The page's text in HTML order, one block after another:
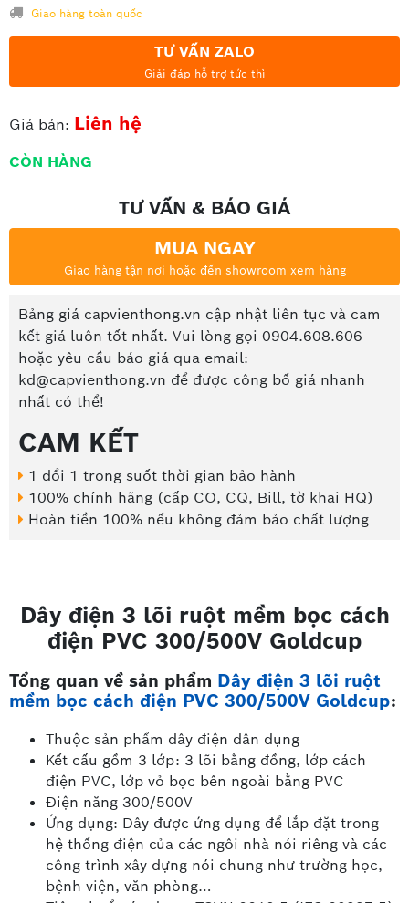
Giao hàng toàn quốc
TƯ VẤN ZALO
Giải đáp hỗ trợ tức thì
Giá bán: Liên hệ
CÒN HÀNG
TƯ VẤN & BÁO GIÁ
MUA NGAY
Giao hàng tận nơi hoặc đến showroom xem hàng
Bảng giá capvienthong.vn cập nhật liên tục và cam
kết giá luôn tốt nhất. Vui lòng gọi 0904.608.606
hoặc yêu cầu báo giá qua email:
kd@capvienthong.vn để được công bố giá nhanh
nhất có thể!
CAM KẾT
1 đổi 1 trong suốt thời gian bảo hành
100% chính hãng (cấp CO, CQ, Bill, tờ khai HQ)
Hoàn tiền 100% nếu không đảm bảo chất lượng
Dây điện 3 lõi ruột mềm bọc cách
điện PVC 300/500V Goldcup
Tổng quan về sản phẩm Dây điện 3 lõi ruột
mềm bọc cách điện PVC 300/500V Goldcup:
Thuộc sản phẩm dây điện dân dụng
Kết cấu gồm 3 lớp: 3 lõi bằng đồng, lớp cách
điện PVC, lớp vỏ bọc bên ngoài bằng PVC
Điện năng 300/500V
Ứng dụng: Dây được ứng dụng để lắp đặt trong
hệ thống điện của các ngôi nhà nói riêng và các
công trình xây dựng nói chung như trường học,
bệnh viện, văn phòng…